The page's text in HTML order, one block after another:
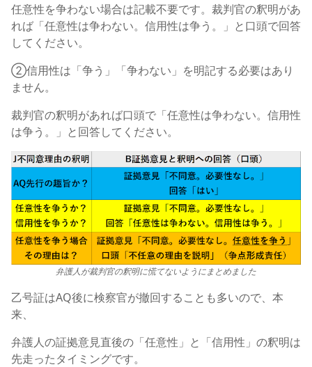
任意性を争わない場合は記載不要です。裁判官の釈明があ
れば「任意性は争わない。信用性は争う。」と口頭で回答
してください。
②信用性は「争う」「争わない」を明記する必要はあり
ません。
裁判官の釈明があれば口頭で「任意性は争わない。信用性
は争う。」と回答してください。
弁護人が裁判官の釈明に慌てないようにまとめました
乙号証はAQ後に検察官が撤回することも多いので、本
来、
弁護人の証拠意見直後の「任意性」と「信用性」の釈明は
先走ったタイミングです。